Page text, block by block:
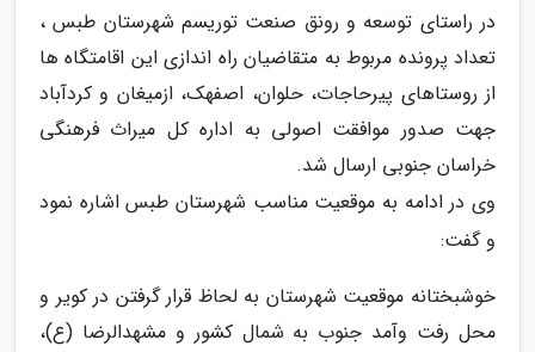
در راستای توسعه و رونق صنعت توریسم شهرستان طبس ،
تعداد پرونده مربوط به متقاضیان راه اندازی این اقامتگاه ها
از روستاهای پیرحاجات، حلوان، اصفهک، ازمیغان و کردآباد
جهت صدور موافقت اصولی به اداره کل میراث فرهنگی
خراسان جنوبی ارسال شد.
وی در ادامه به موقعیت مناسب شهرستان طبس اشاره نمود
و گفت:
خوشبختانه موقعیت شهرستان به لحاظ قرار گرفتن در کویر و
محل رفت وآمد جنوب به شمال کشور و مشهدالرضا (ع)،